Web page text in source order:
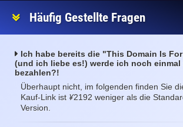
Häufig Gestellte Fragen
Ich habe bereits die "This Domain Is
(und ich liebe es!) werde ich noch einmal
bezahlen?!
Überhaupt nicht, im folgenden finden Sie
Kauf-Link ist ¥2192 weniger als die
Version.